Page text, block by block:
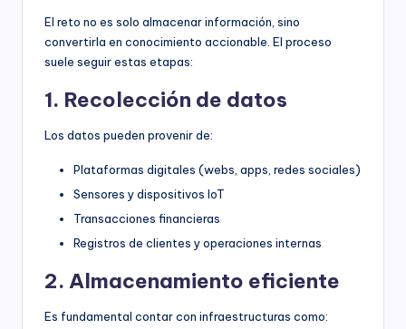
El reto no es solo almacenar información, sino
convertirla en conocimiento accionable. El proceso
suele seguir estas etapas:
1. Recolección de datos
Los datos pueden provenir de:
Plataformas digitales (webs, apps, redes sociales)
Sensores y dispositivos IoT
Transacciones financieras
Registros de clientes y operaciones internas
2. Almacenamiento eficiente
Es fundamental contar con infraestructuras como: